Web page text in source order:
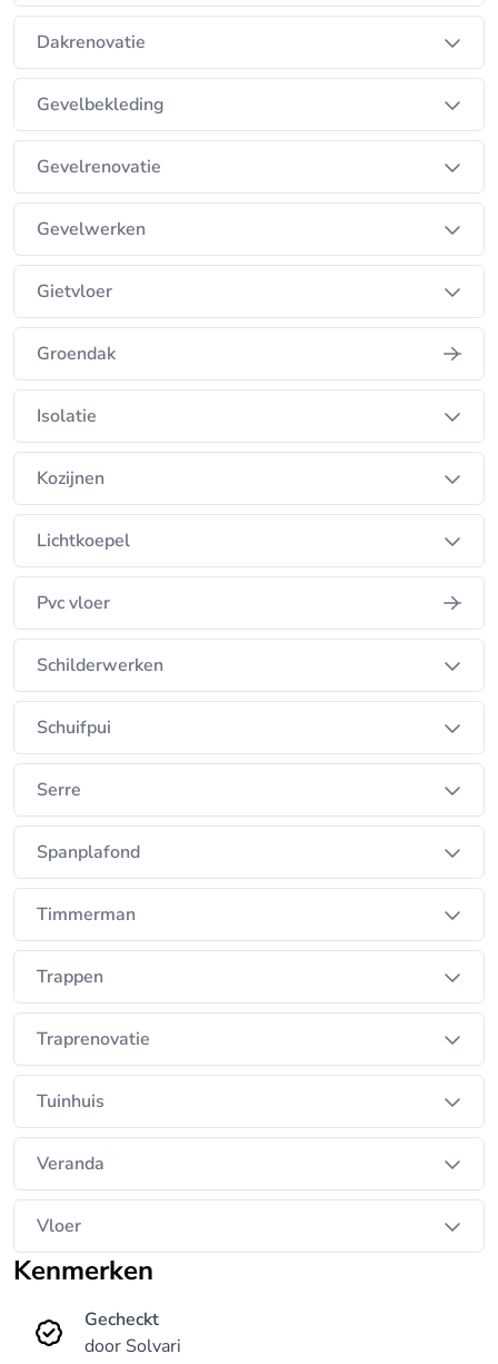
Dakrenovatie
Gevelbekleding
Gevelrenovatie
Gevelwerken
Gietvloer
Groendak
Isolatie
Kozijnen
Lichtkoepel
Pvc vloer
Schilderwerken
Schuifpui
Serre
Spanplafond
Timmerman
Trappen
Traprenovatie
Tuinhuis
Veranda
Vloer
Kenmerken
Gecheckt
door Solvari